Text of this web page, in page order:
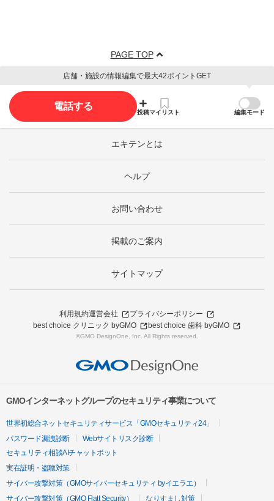
PAGE TOP
店舗・施設の情報編集で最大42ポイントGET
電話する
投稿マイリスト 編集モード
エキテンとは
ヘルプ
お問い合わせ
掲載のご案内
サイトマップ
利用規約運営会社
プライバシーポリシー
best choice クリニック byGMO
best choice 歯科 byGMO
©GMO DesignOne, Inc. All Rights reserved.
GMOインターネットグループのセキュリティ事業について
世界初総合ネットセキュリティサービス「GMOセキュリティ24」
パスワード漏洩診断
Webサイトリスク診断
セキュリティ相談AIチャットボット
実在証明・盗聴対策
サイバー攻撃対策（GMOサイバーセキュリティ byイエラエ）
サイバー攻撃対策（GMO Flatt Security）
なりすまし対策